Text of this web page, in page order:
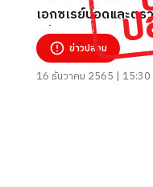
เอกซเรย์ปอดและต
ครั้ง/ปี
ข่าวปลอม
16 ธันวาคม 2565 | 15:30